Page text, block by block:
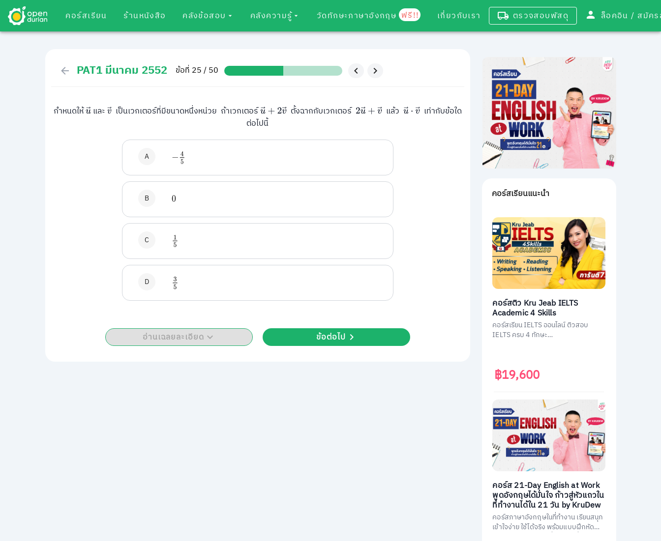
คอร์สเรียน ร้านหนังสือ คลังข้อสอบ คลังความรู้ วัดทักษะภาษาอังกฤษ ฟรี!! เกี่ยวกับเรา ตรวจสอบพัสดุ ล็อคอิน /
PAT1 มีนาคม 2552 ข้อที่ 25 / 50
กำหนดให้u→
และv→เป็นเวกเตอร์ที่มีขนาดหนึ่งหน่วย ถ้าเวกเตอร์u→+2v→
ตั้งฉากกับเวกเตอร์ 2u→+v→แล้ว u→ ⋅v →เท่ากับข้อใด
ต่อไปนี้
A −45
B 0
C 15
D 35
อ่านเฉลยละเอียด ข้อต่อไป
คอร์สเรียนแนะนำ
คอร์สติว Kru Jeab IELTS
Academic 4 Skills
คอร์สเรียน IELTS ออนไลน์ ติวสอบ
IELTS ครบ 4 ทักษะ
฿19,600
คอร์ส 21-Day English at Work
พูดอังกฤษได้มั่นใจ ก้าวสู่หัวแถวใน
ที่ทำงานได้ใน 21 วัน by KruDew
คอร์สภาษาอังกฤษในที่ทำงาน เรียนสนุก
เข้าใจง่าย ใช้ได้จริง พร้อมแบบฝึกหัดนำ